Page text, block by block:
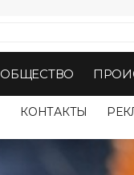
ОБЩЕСТВО
КОНТАКТЫ